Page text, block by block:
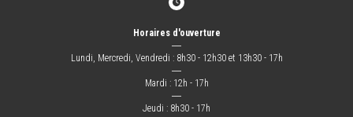
Horaires d'ouverture
―
Lundi, Mercredi, Vendredi : 8h30 - 12h30 et 13h30 - 17h
―
Mardi : 12h - 17h
―
Jeudi : 8h30 - 17h